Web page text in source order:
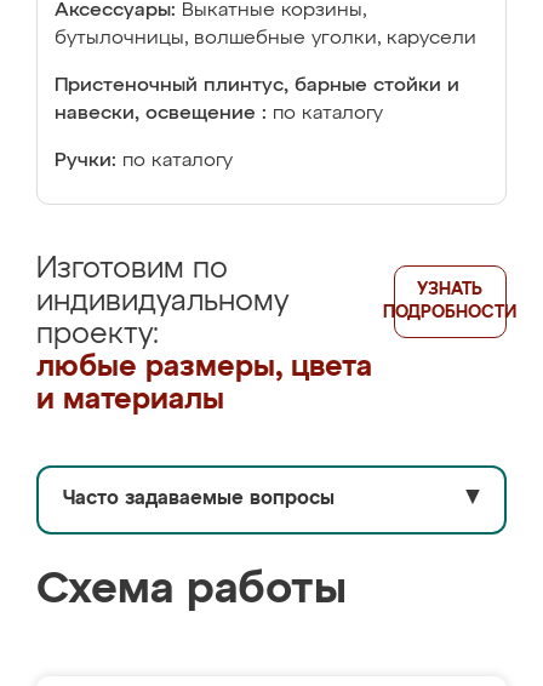
Аксессуары: Выкатные корзины,
бутылочницы, волшебные уголки, карусели
Пристеночный плинтус, барные стойки и
навески, освещение : по каталогу
Ручки: по каталогу
Изготовим по
индивидуальному
проекту:
любые размеры, цвета
и материалы
УЗНАТЬ
ПОДРОБНОСТИ
Часто задаваемые вопросы ▼
Схема работы